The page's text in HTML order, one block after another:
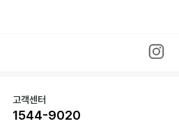
고객센터
1544-9020